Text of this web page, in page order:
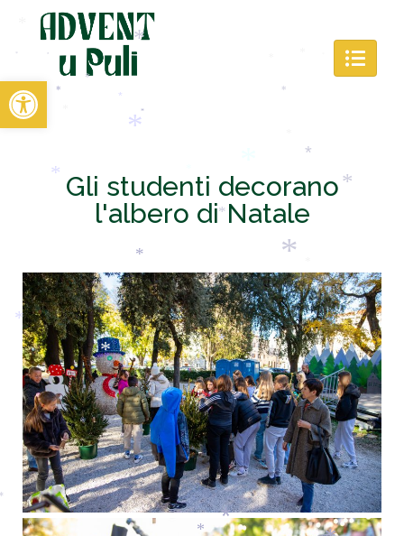
Open toolbar
Gli studenti decorano
l'albero di Natale
*
*
*
*
*
*
*
*
*
*
*